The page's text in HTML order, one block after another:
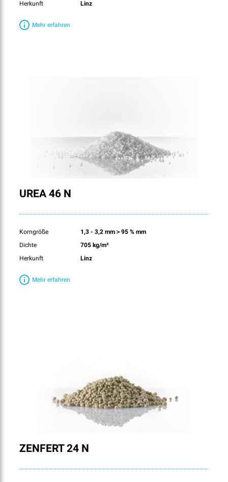
Herkunft
Linz
Mehr erfahren
UREA 46 N
Korngröße
1,3 - 3,2 mm＞95 % mm
Dichte
705 kg/m³
Herkunft
Linz
Mehr erfahren
ZENFERT 24 N